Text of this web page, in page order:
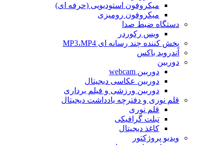
میکروفون استودیویی (حرفه ای)
میکروفون رومیزی
دستگاه ضبط صدا
ویس رکوردر
پخش کننده چند رسانه ای MP3،MP4
آندروید باکس
دوربین
دوربین webcam
دوربین عکاسی دیجیتال
دوربین‌ ورزشی و فیلم برداری
قلم نوری و دفترچه یادداشت دیجیتال
قلم نوری
تبلت گرافیکی
کاغذ دیجیتال
ویدیو پروژکتور